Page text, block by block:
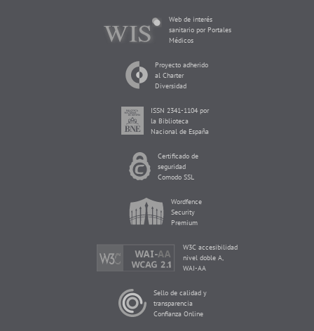
Web de interés
sanitario por Portales
Médicos
Proyecto adherido
al Charter
Diversidad
ISSN 2341-1104 por
la Biblioteca
Nacional de España
Certificado de
seguridad
Comodo SSL
Wordfence
Security
Premium
W3C accesibilidad
nivel doble A,
WAI-AA
Sello de calidad y
transparencia
Confianza Online